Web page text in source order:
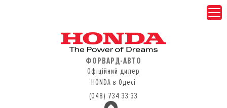
ФОРВАРД-АВТО
Офіційний дилер
HONDA в Одесі
(048) 734 33 33